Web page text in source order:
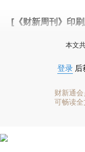
[《财新周刊》印刷
本文
登录 后
财新通会
可畅读全